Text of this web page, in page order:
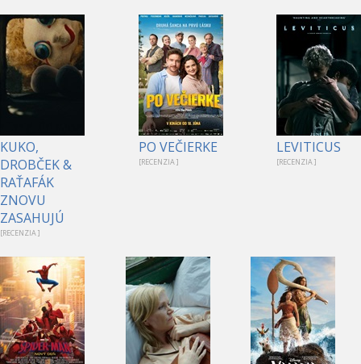
KUKO,
DROBČEK &
RAŤAFÁK
ZNOVU
ZASAHUJÚ
[RECENZIA ]
PO VEČIERKE
[RECENZIA ]
LEVITICUS
[RECENZIA ]